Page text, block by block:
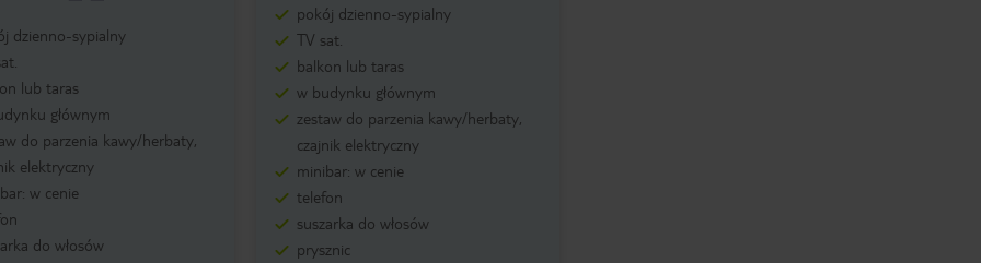
dzienno-sypialny
lub taras
głównym
do parzenia kawy/herbaty,
elektryczny
w cenie
do włosów
pokój dzienno-sypialny
TV sat.
balkon lub taras
w budynku głównym
zestaw do parzenia kawy/herbaty,
czajnik elektryczny
minibar: w cenie
telefon
suszarka do włosów
prysznic